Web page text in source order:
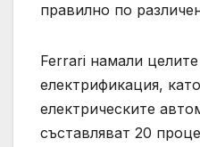
правилно по
Ferrari намали
електрификация,
електрическите
съставляват 20